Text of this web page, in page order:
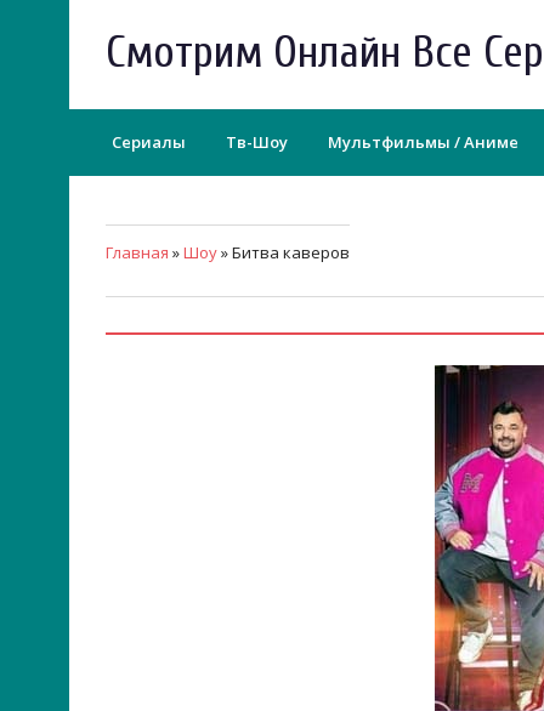
Смотрим Онлайн Все
Сериалы Тв-Шоу Мультфильмы / Аниме
Главная »Шоу» Битва каверов